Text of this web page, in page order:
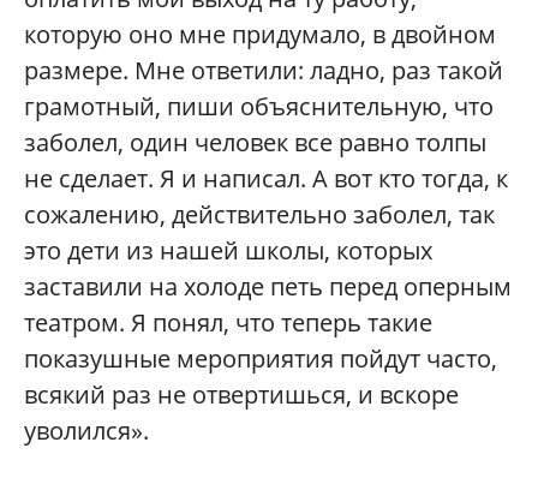
которую оно мне придумало, в двойном
размере. Мне ответили: ладно, раз такой
грамотный, пиши объяснительную, что
заболел, один человек все равно толпы
не сделает. Я и написал. А вот кто тогда, к
сожалению, действительно заболел, так
это дети из нашей школы, которых
заставили на холоде петь перед оперным
театром. Я понял, что теперь такие
показушные мероприятия пойдут часто,
всякий раз не отвертишься, и вскоре
уволился».